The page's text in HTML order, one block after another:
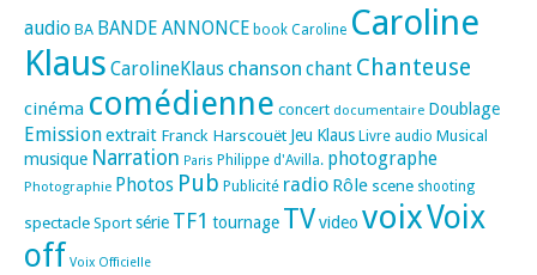
audio BA BANDE ANNONCE book Caroline Caroline
Klaus CarolineKlaus chanson chant Chanteuse
cinéma comédienne concert documentaire Doublage
Emissionextrait Franck Harscouët Jeu Klaus Livre audio Musical
musique Narration Paris Philippe d'Avilla. photographe
Photographie Photos Pub Publicité radio Rôle scene shooting
spectacle Sport série TF1 tournage TVvideo voixVoix
off Voix Officielle